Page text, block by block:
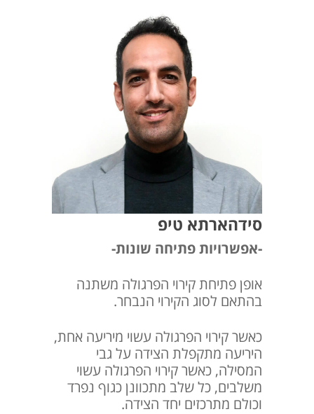
סידהארתא טיפ
-אפשרויות פתיחה שונות-
אופן פתיחת קירוי הפרגולה משתנה
בהתאם לסוג הקירוי הנבחר.
כאשר קירוי הפרגולה עשוי מיריעה אחת,
היריעה מתקפלת הצידה על גבי
המסילה, כאשר קירוי הפרגולה עשוי
משלבים, כל שלב מתכוונן כגוף נפרד
וכולם מתרכזים יחד הצידה.